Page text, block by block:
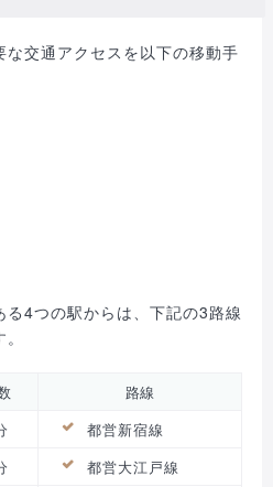
交通アクセスを以下の移動手
4つの駅からは、下記の3路線
路線
都営新宿線
都営大江戸線